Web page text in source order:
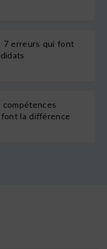
7 erreurs qui font
compétences
la différence